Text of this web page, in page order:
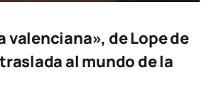
valenciana», de Lope de
al mundo de la